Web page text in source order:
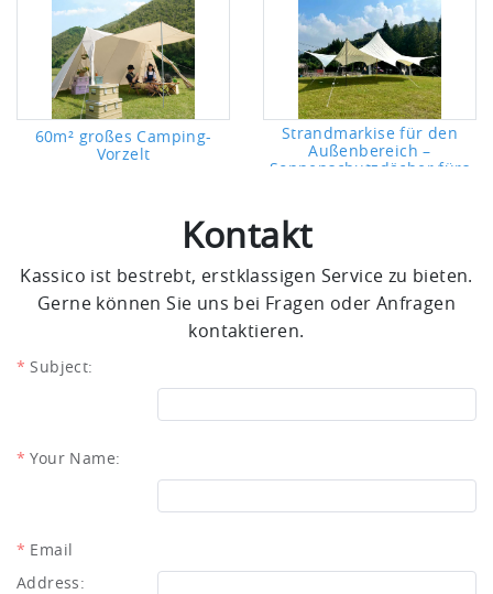
60m² großes Camping-
Vorzelt
Strandmarkise für den
Außenbereich –
Sonnenschutzdächer fürs
Kontakt
Kassico ist bestrebt, erstklassigen Service zu bieten.
Gerne können Sie uns bei Fragen oder Anfragen
kontaktieren.
Subject:
Your Name:
Email
Address: